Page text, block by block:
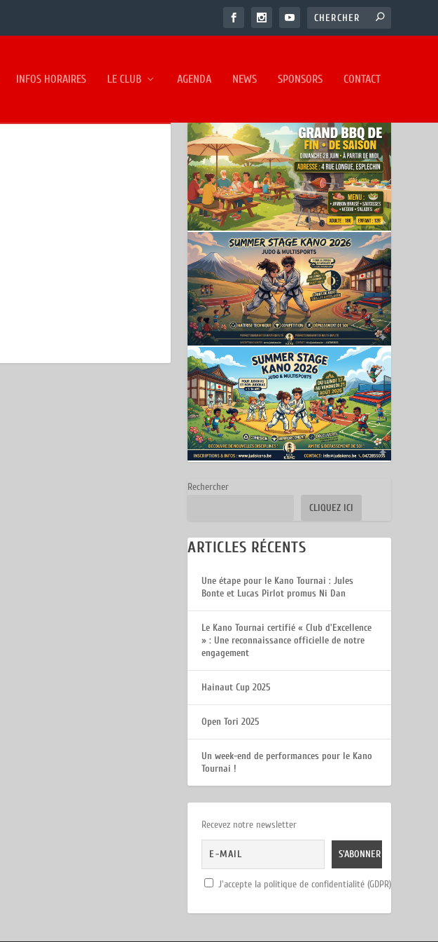
INFOS HORAIRES LE CLUB AGENDA NEWS SPONSORS CONTACT
Rechercher
CLIQUEZ ICI
ARTICLES RÉCENTS
Une étape pour le Kano Tournai : Jules
Bonte et Lucas Pirlot promus Ni Dan
Le Kano Tournai certifié « Club d’Excellence
» : Une reconnaissance officielle de notre
engagement
Hainaut Cup 2025
Open Tori 2025
Un week-end de performances pour le Kano
Tournai !
Recevez notre newsletter
J'accepte la politique de confidentialité (GDPR)